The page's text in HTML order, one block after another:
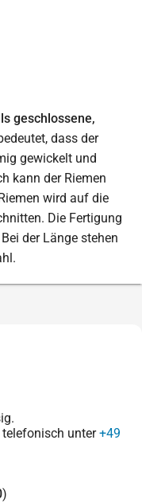
geschlossene,
dass der
gewickelt und
kann der Riemen
wird auf die
Die Fertigung
der Länge stehen
telefonisch unter+49
)